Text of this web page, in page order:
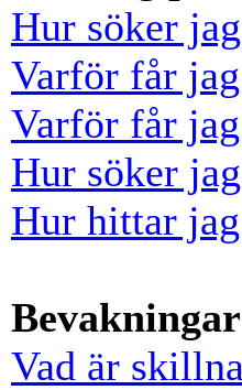
Hur söker
Varför får
Varför får
Hur söker
Hur hittar
Vad är